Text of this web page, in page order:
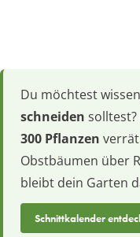
Du möchtest
schneiden
300 Pflanzen
Obstbäumen über
bleibt dein Garten
Schnittkalender